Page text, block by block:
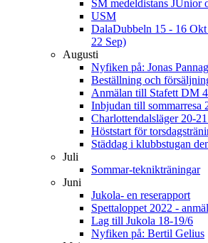
SM medeldistans JUnior
USM
DalaDubbeln 15 - 16 Okt
22 Sep)
Augusti
Nyfiken på: Jonas
Beställning och
Anmälan till Stafett DM
Inbjudan till sommarresa
Charlottendalsläger 20-
Höststart för
Städdag i klubbstugan
Juli
Sommar-teknikträningar
Juni
Jukola- en reserapport
Spettaloppet 2022 -
Lag till Jukola 18-19/6
Nyfiken på: Bertil Gelius